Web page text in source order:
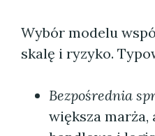
Wybór modelu
skalę i ryzyko.
Bezpośrednia
większa marża,